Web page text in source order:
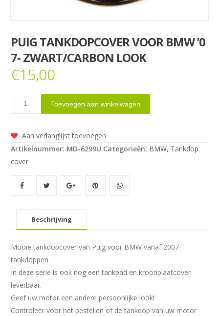
PUIG TANKDOPCOVER VOOR BMW ’0
7- ZWART/CARBON LOOK
€15,00
Tankdopcover
BMW
'07-
zwart/carbon
aantal
Toevoegen aan winkelwagen
Aan verlanglijst toevoegen
Artikelnummer: MD-6299U Categorieën: BMW, Tankdop
cover
Beschrijving
Mooie tankdopcover van Puig voor BMW vanaf 2007-
tankdoppen.
In deze serie is ook nog een tankpad en kroonplaatcover
leverbaar.
Geef uw motor een andere persoonlijke look!
Controleer voor het bestellen of de tankdop van uw motor